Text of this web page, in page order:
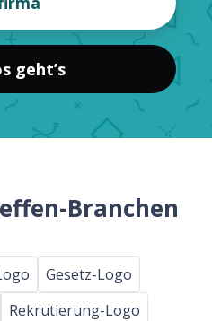
geht’s
Branchen
Gesetz-Logo
Rekrutierung-Logo